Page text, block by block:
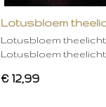
Lotusbloem
rose
Lotusbloem
Lotusbloem
€ 12,99